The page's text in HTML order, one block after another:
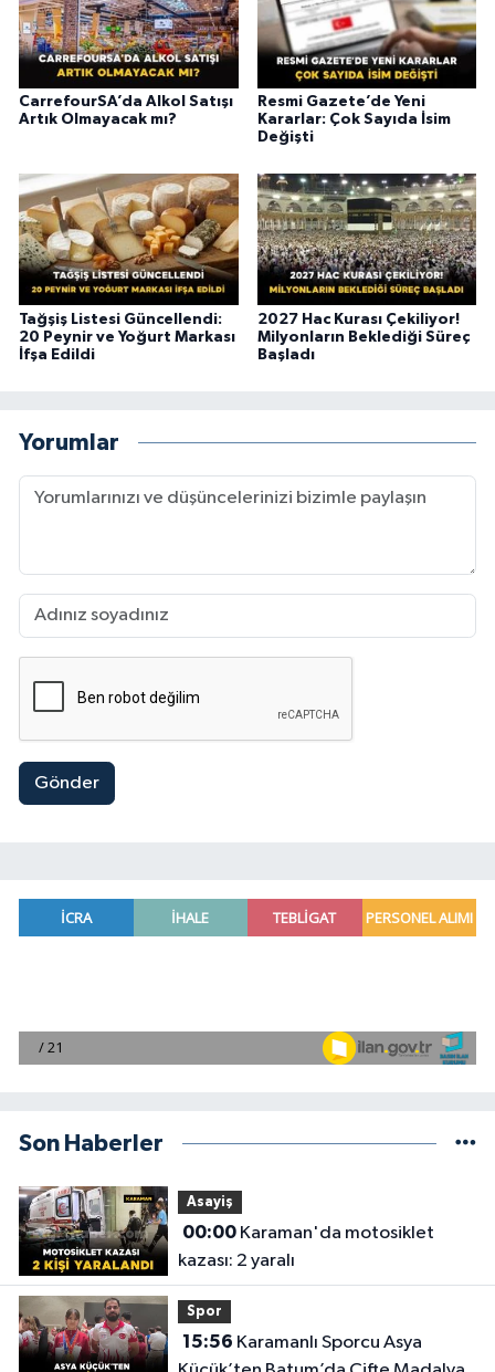
CarrefourSA’da Alkol Satışı
Artık Olmayacak mı?
Resmi Gazete’de Yeni
Kararlar: Çok Sayıda İsim
Değişti
Tağşiş Listesi Güncellendi:
20 Peynir ve Yoğurt Markası
İfşa Edildi
2027 Hac Kurası Çekiliyor!
Milyonların Beklediği Süreç
Başladı
Yorumlar
Gönder
Son Haberler
Asayiş
00:00Karaman'da motosiklet
kazası: 2 yaralı
Spor
15:56